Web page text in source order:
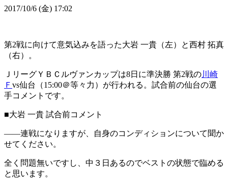
2017/10/6 (金) 17:02
第2戦に向けて意気込みを語った大岩 一貴（左）と西村 拓真
（右）。
ＪリーグＹＢＣルヴァンカップは8日に準決勝 第2戦の川崎
Ｆ vs仙台（15:00＠等々力）が行われる。試合前の仙台の選
手コメントです。
■大岩 一貴 試合前コメント
――連戦になりますが、自身のコンディションについて聞か
せてください。
全く問題無いですし、中３日あるのでベストの状態で臨める
と思います。